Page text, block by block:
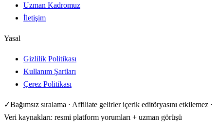
Uzman Kadromuz
İletişim
Yasal
Gizlilik Politikası
Kullanım Şartları
Çerez Politikası
✓Bağımsız sıralama · Affiliate gelirler içerik editöryasını etkilemez ·
Veri kaynakları: resmi platform yorumları + uzman görüşü